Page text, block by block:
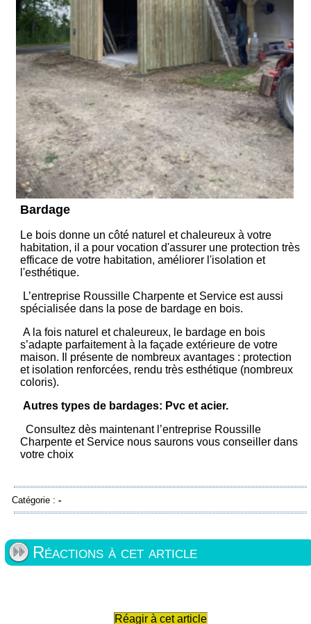
Bardage
Le bois donne un côté naturel et chaleureux à votre
habitation, il a pour vocation d'assurer une protection très
efficace de votre habitation, améliorer l'isolation et
l'esthétique.
L’entreprise Roussille Charpente et Service est aussi
spécialisée dans la pose de bardage en bois.
A la fois naturel et chaleureux, le bardage en bois
s’adapte parfaitement à la façade extérieure de votre
maison. Il présente de nombreux avantages : protection
et isolation renforcées, rendu très esthétique (nombreux
coloris).
Autres types de bardages: Pvc et acier.
Consultez dès maintenant l’entreprise Roussille
Charpente et Service nous saurons vous conseiller dans
votre choix
Catégorie : -
Réactions à cet article
Réagir à cet article